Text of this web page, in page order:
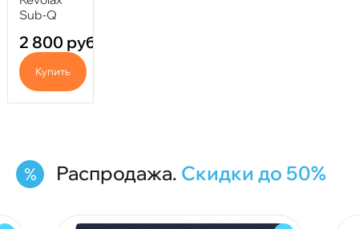
Sub-Q
2 800 руб.
Купить
Распродажа. Скидки до 50%